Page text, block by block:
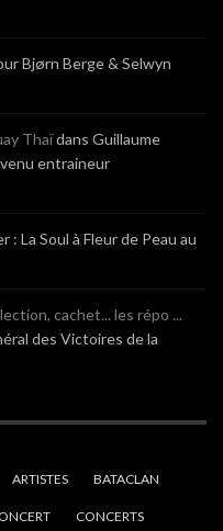
Bjørn Berge & Selwyn
Thaïdans Guillaume
entraineur
: La Soul à Fleur de Peau au
cachet... les répo ...
des Victoires de la
ARTISTES BATACLAN
CONCERTS